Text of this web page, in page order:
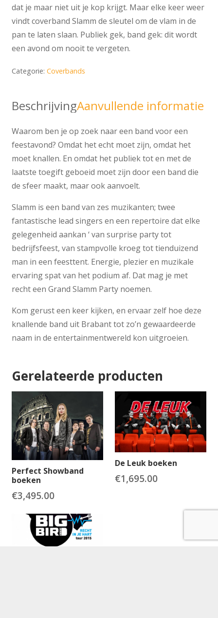
dat je maar niet uit je kop krijgt. Maar elke keer weer
vindt coverband Slamm de sleutel om de vlam in de
pan te laten slaan. Publiek gek, band gek: dit wordt
een avond om nooit te vergeten.
Categorie: Coverbands
BeschrijvingAanvullende informatie
Waarom ben je op zoek naar een band voor een
feestavond? Omdat het echt moet zijn, omdat het
moet knallen. En omdat het publiek tot en met de
laatste toegift geboeid moet zijn door een band die
de sfeer maakt, maar ook aanvoelt.
Slamm is een band van zes muzikanten; twee
fantastische lead singers en een repertoire dat elke
gelegenheid aankan ‘ van surprise party tot
bedrijfsfeest, van stampvolle kroeg tot tienduizend
man in een feesttent. Energie, plezier en muzikale
ervaring spat van het podium af. Dat mag je met
recht een Grand Slamm Party noemen.
Kom gerust een keer kijken, en ervaar zelf hoe deze
knallende band uit Brabant tot zo’n gewaardeerde
naam in de entertainmentwereld kon uitgroeien.
Gerelateerde producten
Perfect Showband
boeken
€3,495.00
De Leuk boeken
€1,695.00